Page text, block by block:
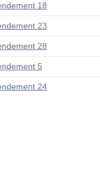
18
23
28
5
24